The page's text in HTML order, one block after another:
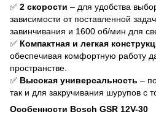
✅ 2 скорости – для удобства
зависимости от поставленной
завинчивания и 1600 об/мин для
✅ Компактная и легкая
обеспечивая комфортную работу
пространстве.
✅ Высокая универсальность –
так и для закручивания шурупов с
Особенности Bosch GSR 12V-30